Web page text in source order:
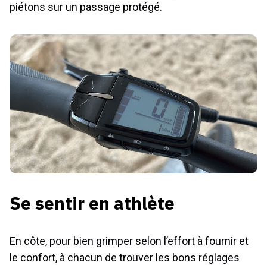
piétons sur un passage protégé.
Se sentir en athlète
En côte, pour bien grimper selon l’effort à fournir et
le confort, à chacun de trouver les bons réglages